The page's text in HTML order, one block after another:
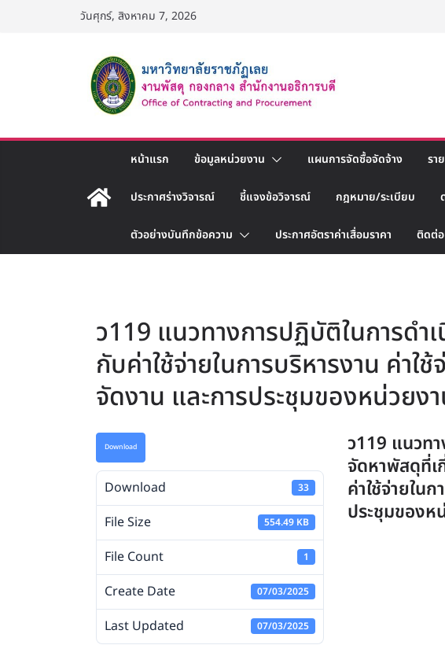
วันศุกร์, สิงหาคม 7, 2026
หน้าแรก ข้อมูลหน่วยงาน แผนการจัดซื้อจัดจ้าง รา
ประกาศร่างวิจารณ์ ชี้แจงข้อวิจารณ์ กฎหมาย/ระเบียบ
ตัวอย่างบันทึกข้อความ ประกาศอัตราค่าเสื่อมราคา ติดต่อ
ว119 แนวทางการปฏิบัติในการดำ
กับค่าใช้จ่ายในการบริหารงาน ค่าใ
จัดงาน และการประชุมของหน่วยง
Download
Download 33
File Size 554.49 KB
File Count 1
Create Date 07/03/2025
Last Updated 07/03/2025
ว119 แนวท
จัดหาพัสดุที่เ
ค่าใช้จ่ายใน
ประชุมของห